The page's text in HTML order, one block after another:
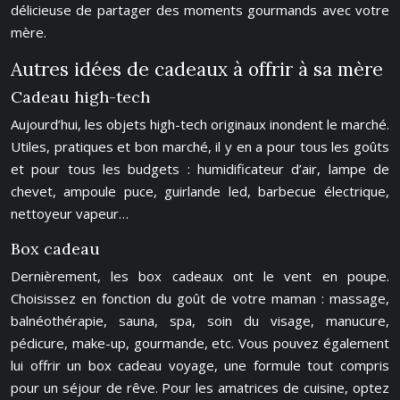
délicieuse de partager des moments gourmands avec votre
mère.
Autres idées de cadeaux à offrir à sa mère
Cadeau high-tech
Aujourd’hui, les objets high-tech originaux inondent le marché.
Utiles, pratiques et bon marché, il y en a pour tous les goûts
et pour tous les budgets : humidificateur d’air, lampe de
chevet, ampoule puce, guirlande led, barbecue électrique,
nettoyeur vapeur…
Box cadeau
Dernièrement, les box cadeaux ont le vent en poupe.
Choisissez en fonction du goût de votre maman : massage,
balnéothérapie, sauna, spa, soin du visage, manucure,
pédicure, make-up, gourmande, etc. Vous pouvez également
lui offrir un box cadeau voyage, une formule tout compris
pour un séjour de rêve. Pour les amatrices de cuisine, optez